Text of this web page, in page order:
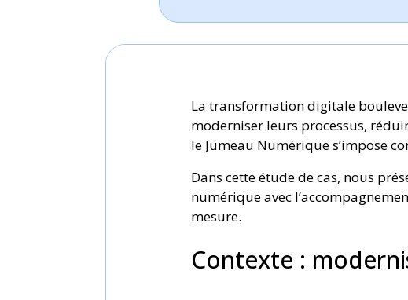
La transformation digitale
moderniser leurs processus,
le Jumeau Numérique s’impose
Dans cette étude de cas, nous
numérique avec
mesure.
Contexte :